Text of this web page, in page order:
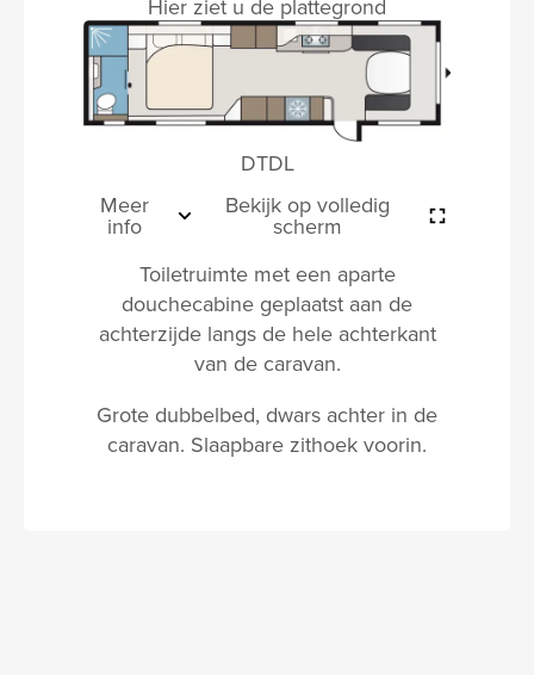
Hier ziet u de plattegrond
DTDL
Meer
info
Bekijk op volledig
scherm
Toiletruimte met een aparte
douchecabine geplaatst aan de
achterzijde langs de hele achterkant
van de caravan.
Grote dubbelbed, dwars achter in de
caravan. Slaapbare zithoek voorin.